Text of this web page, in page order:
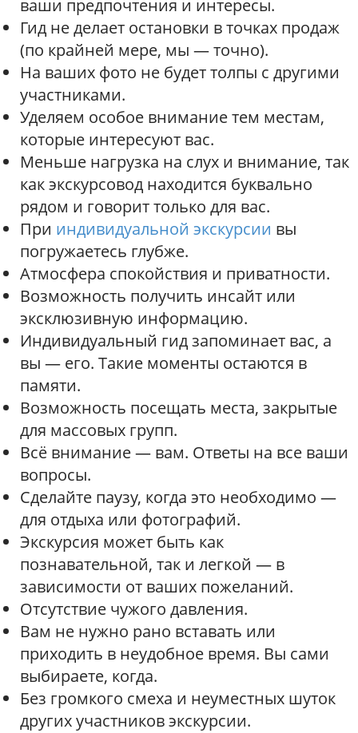
ваши предпочтения и интересы.
Гид не делает остановки в точках продаж
(по крайней мере, мы — точно).
На ваших фото не будет толпы с другими
участниками.
Уделяем особое внимание тем местам,
которые интересуют вас.
Меньше нагрузка на слух и внимание, так
как экскурсовод находится буквально
рядом и говорит только для вас.
При индивидуальной экскурсии вы
погружаетесь глубже.
Атмосфера спокойствия и приватности.
Возможность получить инсайт или
эксклюзивную информацию.
Индивидуальный гид запоминает вас, а
вы — его. Такие моменты остаются в
памяти.
Возможность посещать места, закрытые
для массовых групп.
Всё внимание — вам. Ответы на все ваши
вопросы.
Сделайте паузу, когда это необходимо —
для отдыха или фотографий.
Экскурсия может быть как
познавательной, так и легкой — в
зависимости от ваших пожеланий.
Отсутствие чужого давления.
Вам не нужно рано вставать или
приходить в неудобное время. Вы сами
выбираете, когда.
Без громкого смеха и неуместных шуток
других участников экскурсии.